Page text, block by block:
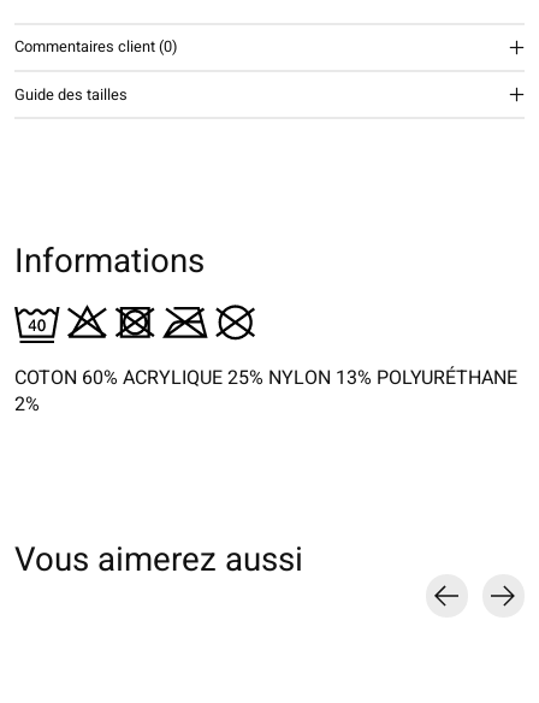
Commentaires client (0)
Guide des tailles
Informations
COTON 60% ACRYLIQUE 25% NYLON 13% POLYURÉTHANE
2%
Vous aimerez aussi